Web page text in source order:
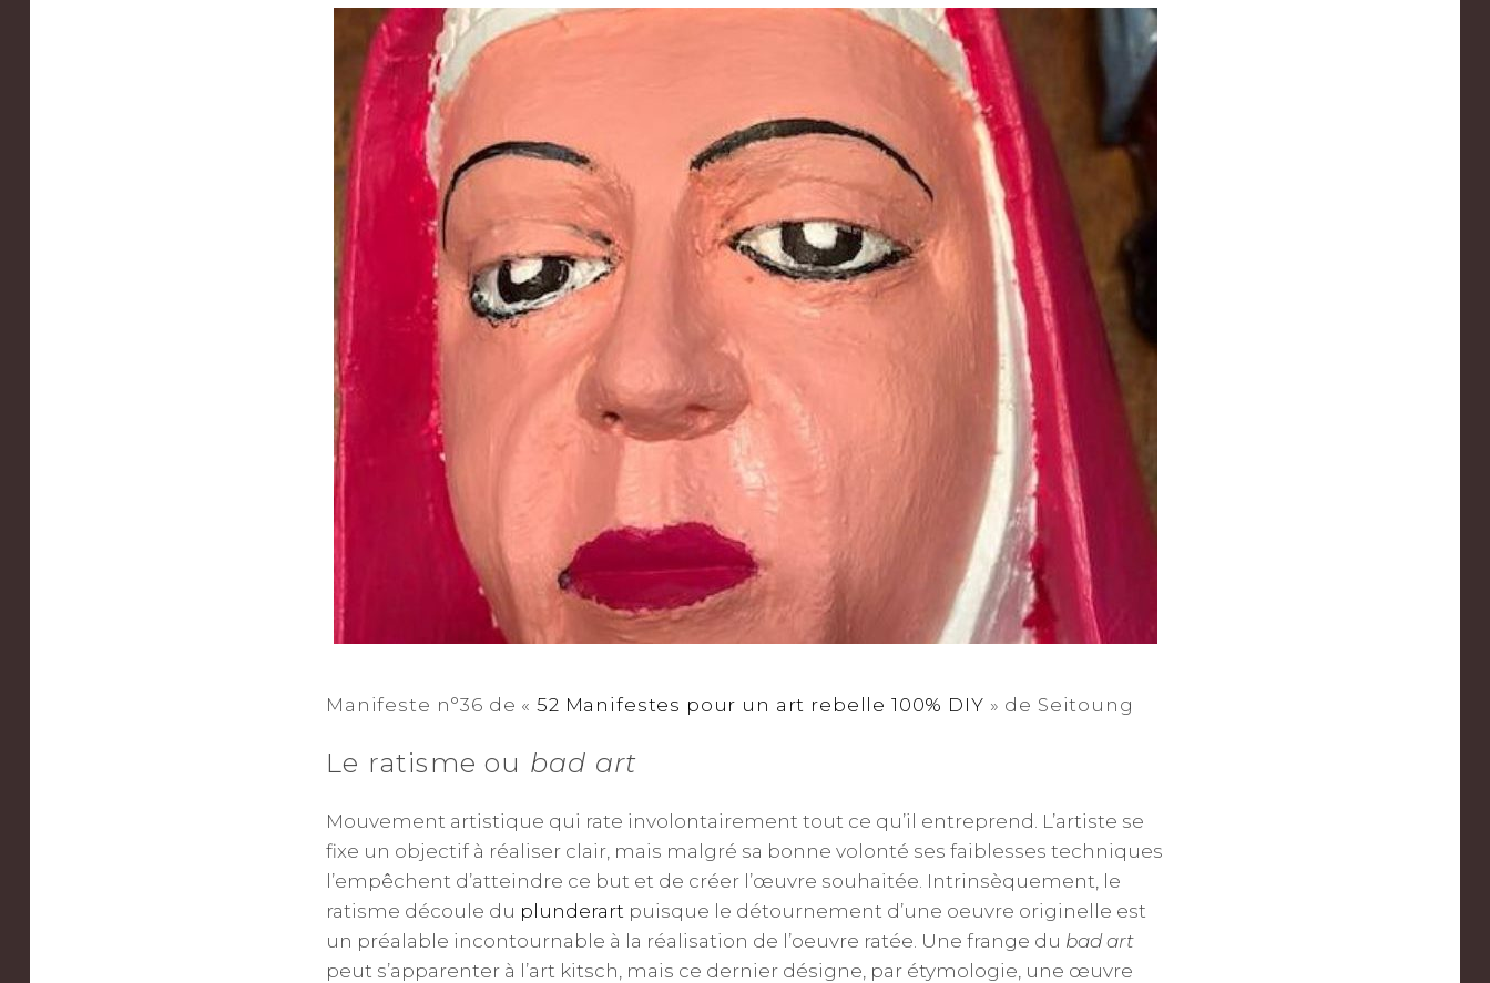
Manifeste n°36 de «52 Manifestes pour un art rebelle 100% DIY » de Seitoung
Le ratisme ou bad art
Mouvement artistique qui rate involontairement tout ce qu’il entreprend. L’artiste se
fixe un objectif à réaliser clair, mais malgré sa bonne volonté ses faiblesses techniques
l’empêchent d’atteindre ce but et de créer l’œuvre souhaitée. Intrinsèquement, le
ratisme découle du plunderart puisque le détournement d’une oeuvre originelle est
un préalable incontournable à la réalisation de l’oeuvre ratée. Une frange du bad art
peut s’apparenter à l’art kitsch, mais ce dernier désigne, par étymologie, une œuvre